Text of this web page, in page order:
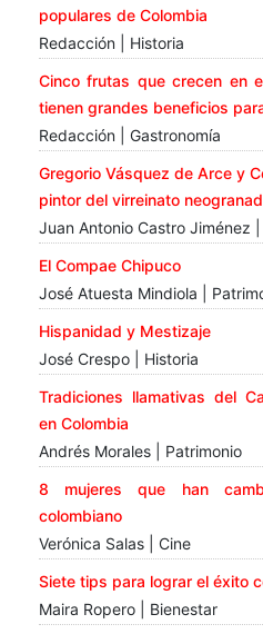
populares de Colombia
Redacción | Historia
Cinco frutas que crecen en
tienen grandes beneficios
Redacción | Gastronomía
Gregorio Vásquez de Arce y
pintor del virreinato
Juan Antonio Castro Jiménez
El Compae Chipuco
José Atuesta Mindiola |
Hispanidad y Mestizaje
José Crespo | Historia
Tradiciones llamativas del
en Colombia
Andrés Morales | Patrimonio
8 mujeres que han
colombiano
Verónica Salas | Cine
Siete tips para lograr el éxito
Maira Ropero | Bienestar